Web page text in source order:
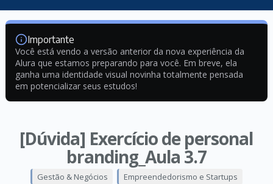
Importante
Você está vendo a versão anterior da nova experiência da
Alura que estamos preparando para você. Em breve, ela
ganha uma identidade visual novinha totalmente pensada
em potencializar seus estudos!
[Dúvida] Exercício de personal
branding_Aula 3.7
Gestão & Negócios Empreendedorismo e Startups